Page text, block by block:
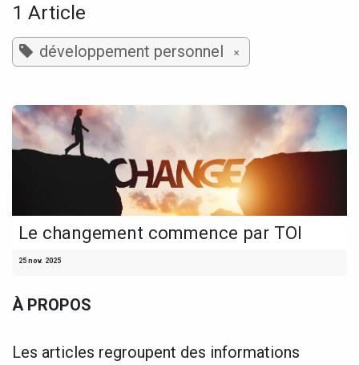
1 Article
développement personnel ×
Le changement commence par TOI
25 nov. 2025
À PROPOS
Les articles regroupent des informations